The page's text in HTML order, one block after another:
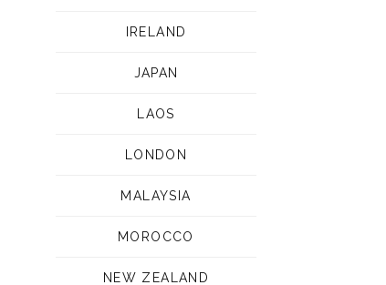
IRELAND
JAPAN
LAOS
LONDON
MALAYSIA
MOROCCO
NEW ZEALAND